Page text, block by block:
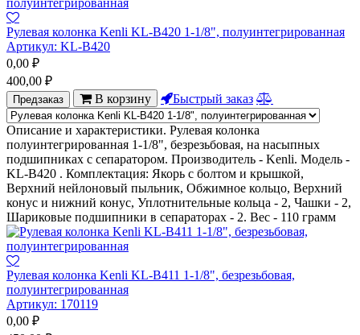
Рулевая колонка Kenli KL-B420 1-1/8", полуинтегрированная
Артикул: KL-B420
0,00 ₽
400,00 ₽
Предзаказ В корзину Быстрый заказ
Описание и характеристики. Рулевая колонка
полуинтегрированная 1-1/8", безрезьбовая, на насыпных
подшипниках с сепаратором. Производитель - Kenli. Модель -
KL-B420 . Комплектация: Якорь с болтом и крышкой,
Верхний нейлоновый пыльник, Обжимное кольцо, Верхний
конус и нижний конус, Уплотнительные кольца - 2, Чашки - 2,
Шариковые подшипники в сепараторах - 2. Вес - 110 грамм
Рулевая колонка Kenli KL-B411 1-1/8", безрезьбовая,
полуинтегрированная
Артикул: 170119
0,00 ₽